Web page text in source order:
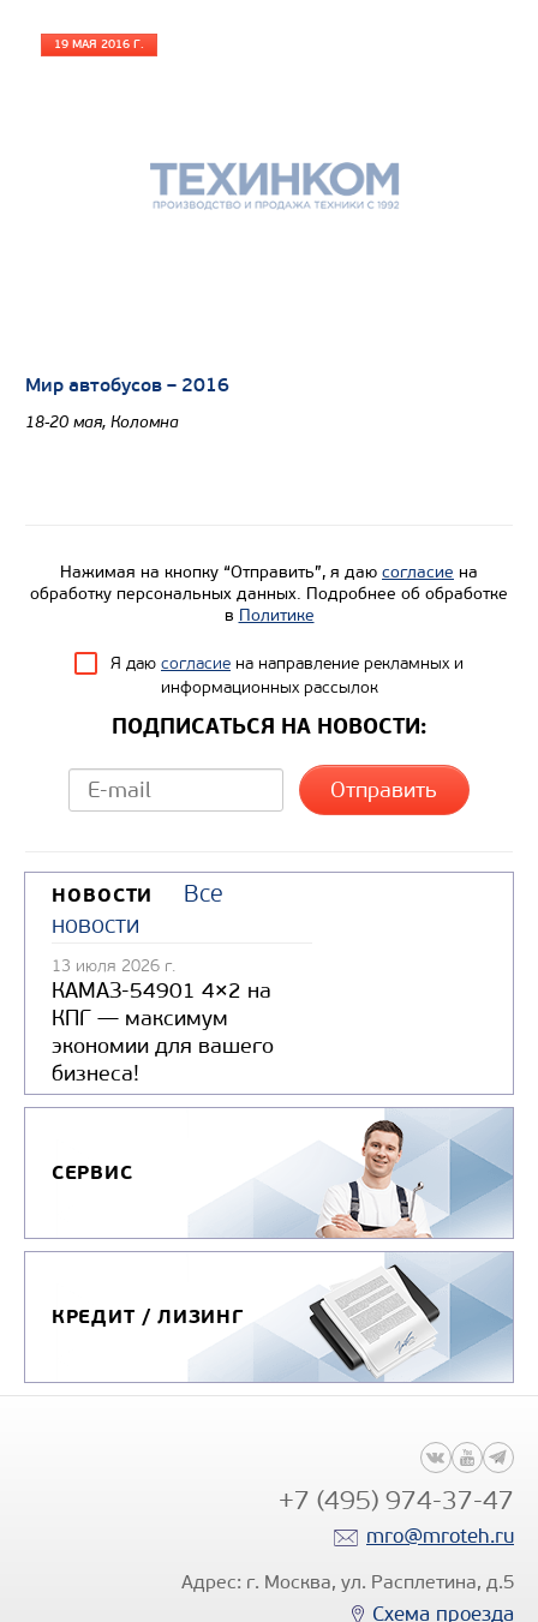
19 МАЯ 2016 Г.
Мир автобусов – 2016
18-20 мая, Коломна
Нажимая на кнопку “Отправить”, я даю согласие на
обработку персональных данных. Подробнее об обработке
в Политике
Я даю согласие на направление рекламных и
информационных рассылок
ПОДПИСАТЬСЯ НА НОВОСТИ:
НОВОСТИ
Все
новости
13 июля 2026 г.
КАМАЗ-54901 4×2 на
КПГ — максимум
экономии для вашего
бизнеса!
СЕРВИС
КРЕДИТ / ЛИЗИНГ
+7 (495) 974-37-47
mro@mroteh.ru
Адрес: г. Москва, ул. Расплетина, д.5
Схема проезда